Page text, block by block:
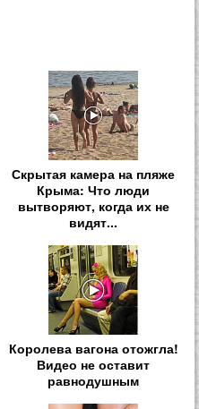
Скрытая камера на пляже
Крыма: Что люди
вытворяют, когда их не
видят...
Королева вагона отожгла!
Видео не оставит
равнодушным